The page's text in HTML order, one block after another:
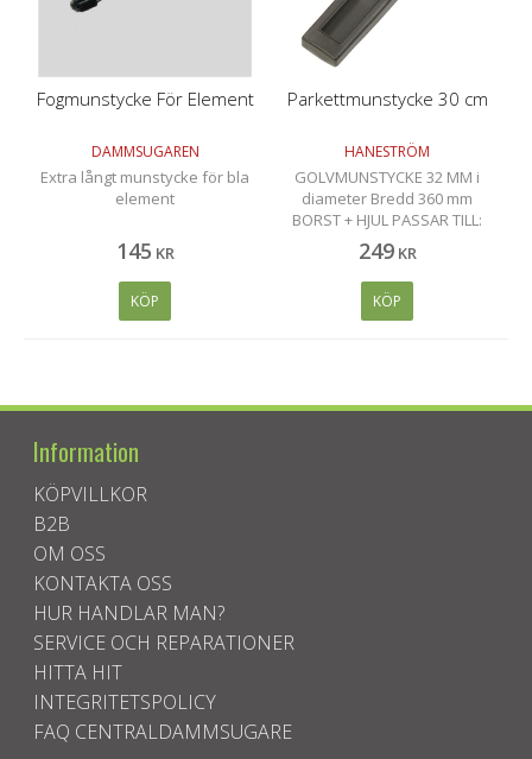
Fogmunstycke För Element
DAMMSUGAREN
Extra långt munstycke för bla
element
145 KR
KÖP
Parkettmunstycke 30 cm
HANESTRÖM
GOLVMUNSTYCKE 32 MM i
diameter Bredd 360 mm
BORST + HJUL PASSAR TILL:
ALLAWAY CANVAC HUSKY
BEAM ELECTROLUX. GHIBLI
AS5. VOLTA. HUGIN. NILFISK.
SORMA. TASKI. MED BORST
OCH HJUL. BREDD 30 CM.
249 KR
KÖP
Information
KÖPVILLKOR
B2B
OM OSS
KONTAKTA OSS
HUR HANDLAR MAN?
SERVICE OCH REPARATIONER
HITTA HIT
INTEGRITETSPOLICY
FAQ CENTRALDAMMSUGARE